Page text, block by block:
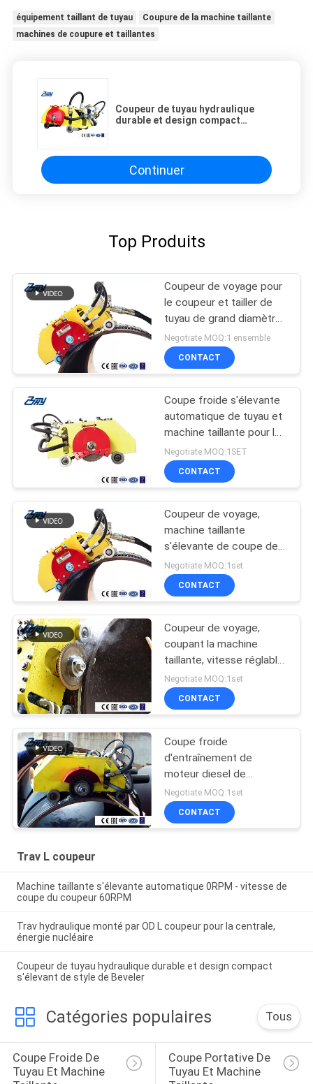
équipement taillant de tuyau
Coupure de la machine taillante
machines de coupure et taillantes
Coupeur de tuyau hydraulique
durable et design compact
Continuer
Top Produits
Coupeur de voyage pour
le coupeur et tailler de
tuyau de grand diamètre,
machine portative de
tuyau de Climbling
Negotiate MOQ:1 ensemble
CONTACT
Coupe froide s'élevante
automatique de tuyau et
machine taillante pour le
coupeur de tuyau de
grand diamètre
Negotiate MOQ:1SET
CONTACT
Coupeur de voyage,
machine taillante
s'élevante de coupe de
tuyau, vitesse réglable,
commande de chaîne
antidérapage fiable
Negotiate MOQ:1set
CONTACT
Coupeur de voyage,
coupant la machine
taillante, vitesse réglable,
chaîne d'acier inoxydable
Negotiate MOQ:1set
CONTACT
Coupe froide
d'entraînement de
moteur diesel de
coupeur hydraulique de
voyage, coupeur du
voyage TC0672
Negotiate MOQ:1set
CONTACT
Trav L coupeur
Machine taillante s'élevante automatique 0RPM - vitesse de
coupe du coupeur 60RPM
Trav hydraulique monté par OD L coupeur pour la centrale,
énergie nucléaire
Coupeur de tuyau hydraulique durable et design compact
s'élevant de style de Beveler
Catégories populaires Tous
Coupe Froide De
Tuyau Et Machine
Coupe Portative De
Tuyau Et Machine